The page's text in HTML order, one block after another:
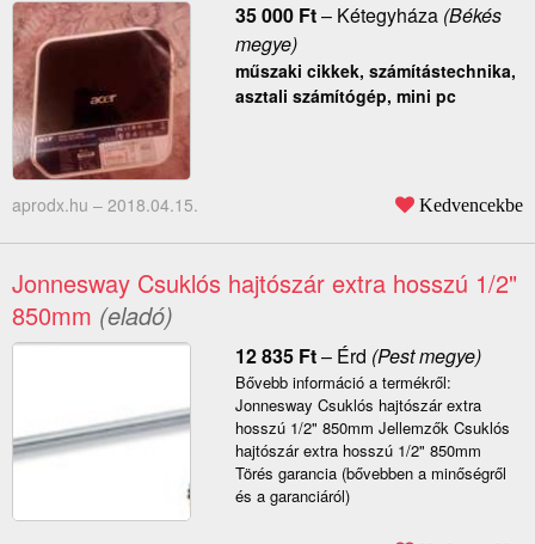
35 000 Ft– Kétegyháza(Békés
megye)
műszaki cikkek, számítástechnika,
asztali számítógép, mini pc
aprodx.hu – 2018.04.15. Kedvencekbe
Jonnesway Csuklós hajtószár extra hosszú 1/2"
850mm (eladó)
12 835 Ft– Érd (Pest megye)
Bővebb információ a termékről:
Jonnesway Csuklós hajtószár extra
hosszú 1/2" 850mm Jellemzők Csuklós
hajtószár extra hosszú 1/2" 850mm
Törés garancia (bővebben a minőségről
és a garanciáról)